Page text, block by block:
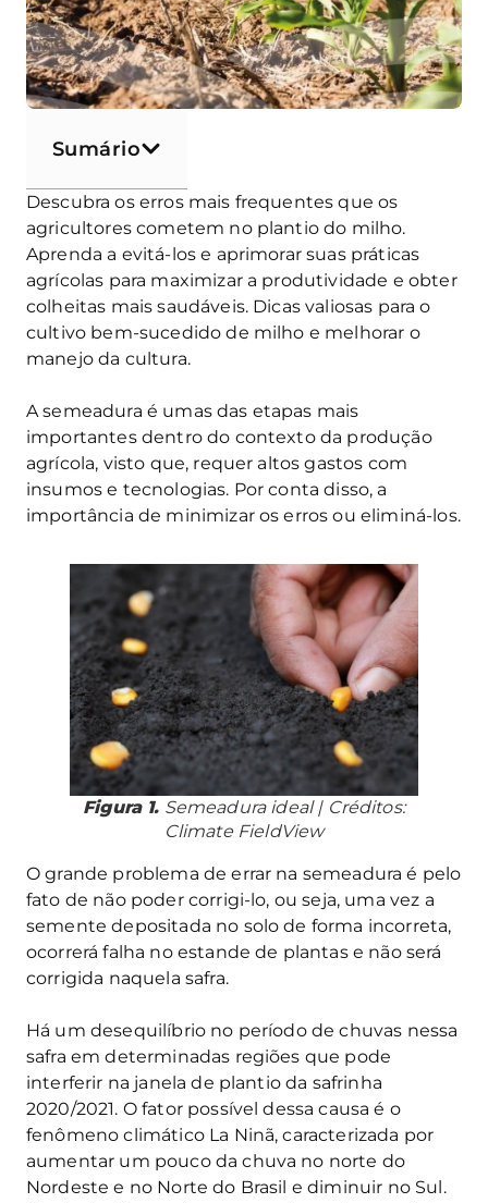
Sumário
Descubra os erros mais frequentes que os
agricultores cometem no plantio do milho.
Aprenda a evitá-los e aprimorar suas práticas
agrícolas para maximizar a produtividade e obter
colheitas mais saudáveis. Dicas valiosas para o
cultivo bem-sucedido de milho e melhorar o
manejo da cultura.
A semeadura é umas das etapas mais
importantes dentro do contexto da produção
agrícola, visto que, requer altos gastos com
insumos e tecnologias. Por conta disso, a
importância de minimizar os erros ou eliminá-los.
Figura 1. Semeadura ideal | Créditos:
Climate FieldView
O grande problema de errar na semeadura é pelo
fato de não poder corrigi-lo, ou seja, uma vez a
semente depositada no solo de forma incorreta,
ocorrerá falha no estande de plantas e não será
corrigida naquela safra.
Há um desequilíbrio no período de chuvas nessa
safra em determinadas regiões que pode
interferir na janela de plantio da safrinha
2020/2021. O fator possível dessa causa é o
fenômeno climático La Ninã, caracterizada por
aumentar um pouco da chuva no norte do
Nordeste e no Norte do Brasil e diminuir no Sul.